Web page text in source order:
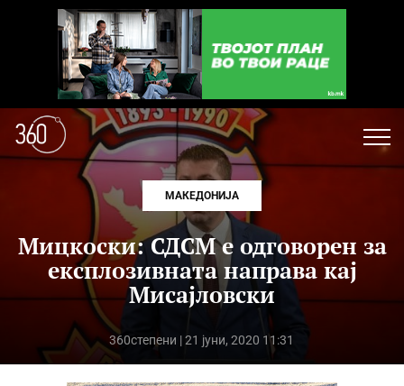
МАКЕДОНИЈА
Мицкоски: СДСМ е одговорен за
експлозивната направа кај
Мисајловски
360степени | 21 јуни, 2020 11:31